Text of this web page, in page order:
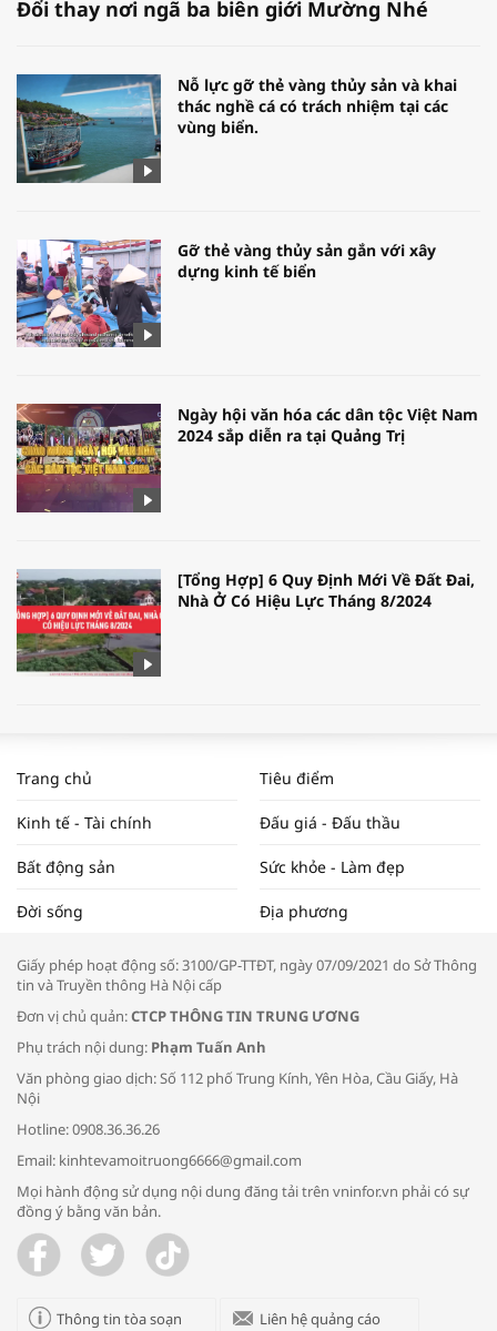
Đổi thay nơi ngã ba biên giới Mường Nhé
Nỗ lực gỡ thẻ vàng thủy sản và khai
thác nghề cá có trách nhiệm tại các
vùng biển.
Gỡ thẻ vàng thủy sản gắn với xây
dựng kinh tế biển
Ngày hội văn hóa các dân tộc Việt Nam
2024 sắp diễn ra tại Quảng Trị
[Tổng Hợp] 6 Quy Định Mới Về Đất Đai,
Nhà Ở Có Hiệu Lực Tháng 8/2024
NAM NĂM 2024 VÀ NĂM 2025 | NHỊP
ĐẬP THỊ TRƯỜNG #62
Tọa đàm “Xúc tiến thương mại: Khơi
Bác sĩ tư vấn cách phòng tránh bệnh
Trao yêu thương cho em
Trang chủ Tiêu điểm
Kinh tế - Tài chính Đấu giá - Đấu thầu
Bất động sản Sức khỏe - Làm đẹp
Đời sống Địa phương
Giấy phép hoạt động số: 3100/GP-TTĐT, ngày 07/09/2021 do Sở Thông
tin và Truyền thông Hà Nội cấp
Đơn vị chủ quản:CTCP THÔNG TIN TRUNG ƯƠNG
Phụ trách nội dung: Phạm Tuấn Anh
Văn phòng giao dịch: Số 112 phố Trung Kính, Yên Hòa, Cầu Giấy, Hà
Nội
Hotline: 0908.36.36.26
Email: kinhtevamoitruong6666@gmail.com
Mọi hành động sử dụng nội dung đăng tải trên vninfor.vn phải có sự
đồng ý bằng văn bản.
Thông tin tòa soạn Liên hệ quảng cáo